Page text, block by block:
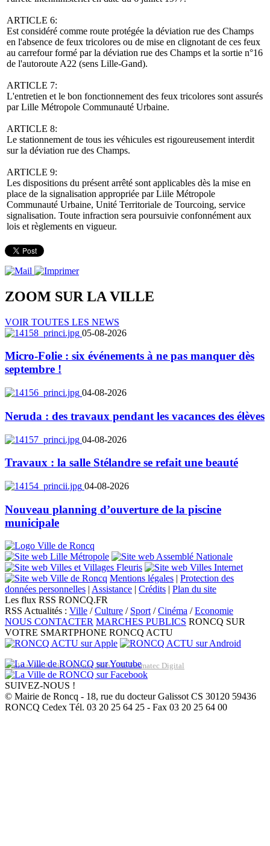
ARTICLE 6:
Est considéré comme route protégée la déviation rue des Champs
en l'absence de feux tricolores ou de mise en clignotant de ces feux
au carrefour formé par la déviation rue des Champs et la sortie n°16
de l'autoroute A22 (sens Lille-Gand).
ARTICLE 7:
L'entretien et le bon fonctionnement des feux tricolores sont assurés
par Lille Métropole Communauté Urbaine.
ARTICLE 8:
Le stationnement de tous ies véhicules est rigoureusement interdit
sur la déviation rue des Champs.
ARTICLE 9:
Les dispositions du présent arrêté sont applicables dès la mise en
place de la signalisation appropriée par Liile Métropole
Communauté Urbaine, Unité Territoriale de Tourcoing, service
signalisation. Toute infraction sera poursuivie confonnément aux
lois et règlements en vigueur.
ZOOM SUR LA VILLE
VOIR TOUTES LES NEWS
05-08-2026
Micro-Folie : six événements à ne pas manquer dès
septembre !
04-08-2026
Neruda : des travaux pendant les vacances des élèves
04-08-2026
Travaux : la salle Stélandre se refait une beauté
04-08-2026
Nouveau planning d’ouverture de la piscine
municipale
Mentions légales | Protection des
données personnelles | Assistance | Crédits | Plan du site
Les flux RSS RONCQ.FR
RSS Actualités : Ville /Culture / Sport/Cinéma /Economie
NOUS CONTACTER MARCHES PUBLICS RONCQ SUR
VOTRE SMARTPHONE RONCQ ACTU
Réalisation du site: Agence Web Lille Promatec Digital
SUIVEZ-NOUS !
© Mairie de Roncq - 18, rue du docteur Galissot CS 30120 59436
RONCQ Cedex Tél. 03 20 25 64 25 - Fax 03 20 25 64 00